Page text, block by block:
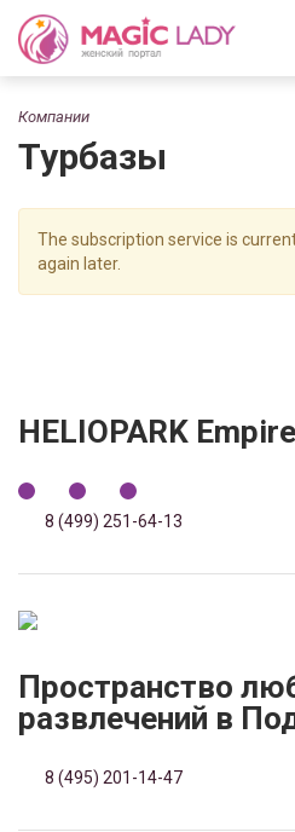
Компании
Турбазы
The subscription service is
again later.
HELIOPARK
8 (499) 251-64-13
Пространство
развлечений в
8 (495) 201-14-47